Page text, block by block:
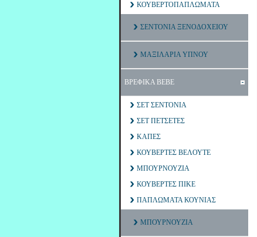
ΚΟΥΒΕΡΤΟΠΑΠΛΩΜΑΤΑ
ΣΕΝΤΟΝΙΑ ΞΕΝΟΔΟΧΕΙΟΥ
ΜΑΞΙΛΑΡΙΑ ΥΠΝΟΥ
ΒΡΕΦΙΚΑ ΒΕΒΕ
ΣΕΤ ΣΕΝΤΟΝΙΑ
ΣΕΤ ΠΕΤΣΕΤΕΣ
ΚΑΠΕΣ
ΚΟΥΒΕΡΤΕΣ ΒΕΛΟΥΤΕ
ΜΠΟΥΡΝΟΥΖΙΑ
ΚΟΥΒΕΡΤΕΣ ΠΙΚΕ
ΠΑΠΛΩΜΑΤΑ ΚΟΥΝΙΑΣ
ΜΠΟΥΡΝΟΥΖΙΑ